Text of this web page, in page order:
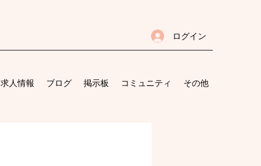
ログイン
求人情報 ブログ 掲示板 コミュニティ その他